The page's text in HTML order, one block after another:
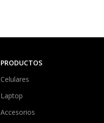
PRODUCTOS
Celulares
Laptop
Accesorios